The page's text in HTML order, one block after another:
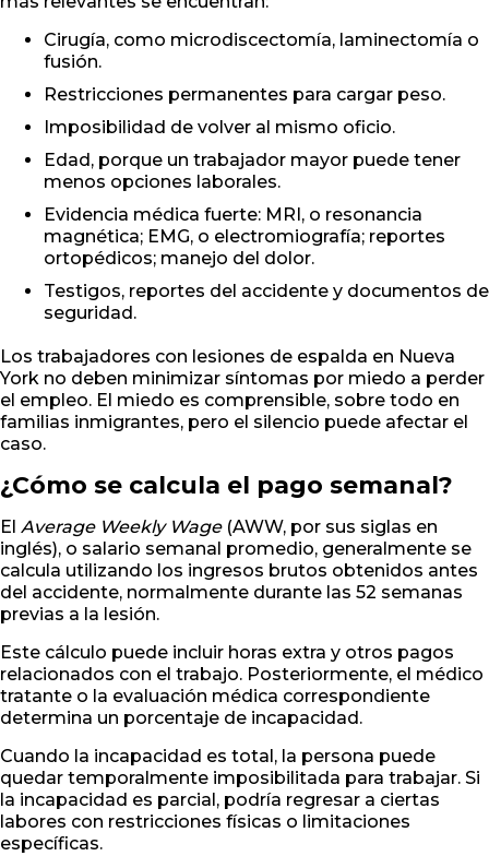
Cirugía, como microdiscectomía, laminectomía o
fusión.
Restricciones permanentes para cargar peso.
Imposibilidad de volver al mismo oficio.
Edad, porque un trabajador mayor puede tener
menos opciones laborales.
Evidencia médica fuerte: MRI, o resonancia
magnética; EMG, o electromiografía; reportes
ortopédicos; manejo del dolor.
Testigos, reportes del accidente y documentos de
seguridad.
Los trabajadores con lesiones de espalda en Nueva
York no deben minimizar síntomas por miedo a perder
el empleo. El miedo es comprensible, sobre todo en
familias inmigrantes, pero el silencio puede afectar el
caso.
¿Cómo se calcula el pago semanal?
El Average Weekly Wage(AWW, por sus siglas en
inglés), o salario semanal promedio, generalmente se
calcula utilizando los ingresos brutos obtenidos antes
del accidente, normalmente durante las 52 semanas
previas a la lesión.
Este cálculo puede incluir horas extra y otros pagos
relacionados con el trabajo. Posteriormente, el médico
tratante o la evaluación médica correspondiente
determina un porcentaje de incapacidad.
Cuando la incapacidad es total, la persona puede
quedar temporalmente imposibilitada para trabajar. Si
la incapacidad es parcial, podría regresar a ciertas
labores con restricciones físicas o limitaciones
específicas.